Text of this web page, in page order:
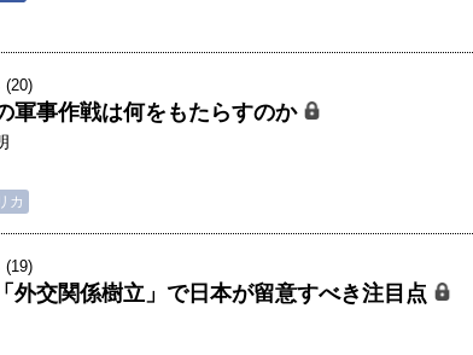
(20)
軍事作戦は何をもたらすのか
カ
(19)
外交関係樹立」で日本が留意すべき注目点
核融
世
域
アアース泥」――日米欧豪による新たな